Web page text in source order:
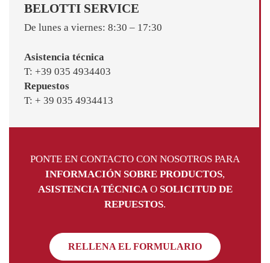
BELOTTI SERVICE
De lunes a viernes: 8:30 – 17:30
Asistencia técnica
T: +39 035 4934403
Repuestos
T: + 39 035 4934413
PONTE EN CONTACTO CON NOSOTROS PARA
INFORMACIÓN SOBRE PRODUCTOS,
ASISTENCIA TÉCNICAO SOLICITUD DE
REPUESTOS.
RELLENA EL FORMULARIO